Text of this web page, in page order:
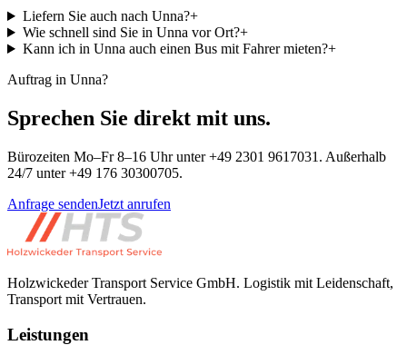
Liefern Sie auch nach Unna?+
Wie schnell sind Sie in Unna vor Ort?+
Kann ich in Unna auch einen Bus mit Fahrer mieten?+
Auftrag in Unna?
Sprechen Sie direkt mit uns.
Bürozeiten Mo–Fr 8–16 Uhr unter +49 2301 9617031. Außerhalb
24/7 unter +49 176 30300705.
Anfrage sendenJetzt anrufen
Holzwickeder Transport Service GmbH. Logistik mit Leidenschaft,
Transport mit Vertrauen.
Leistungen